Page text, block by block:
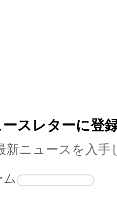
スレターに登
新ニュースを入
ム